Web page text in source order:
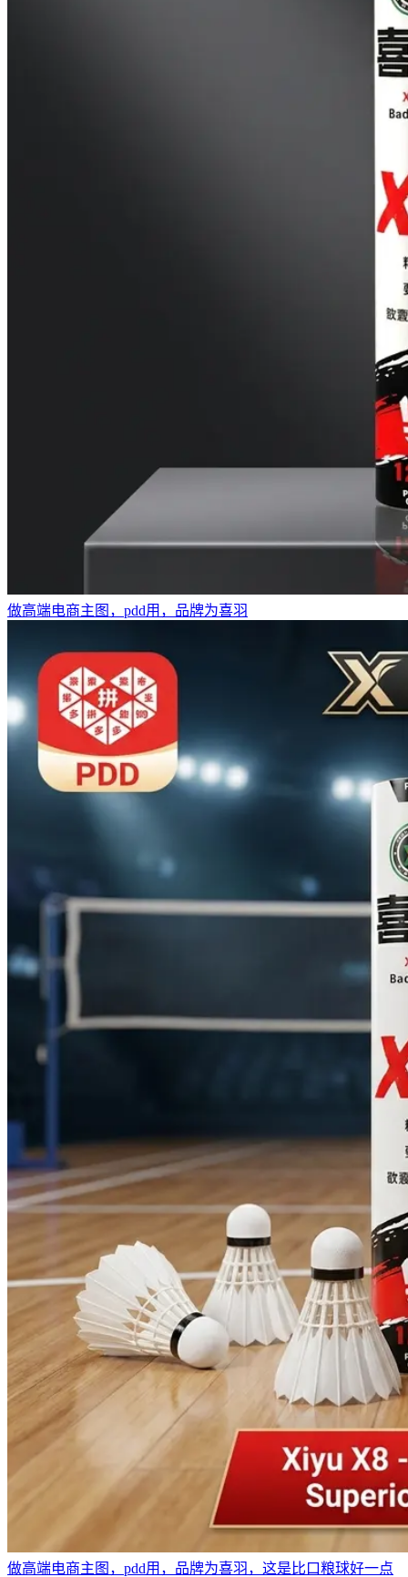
做高端电商主图，pdd用，品牌为喜羽
做高端电商主图，pdd用，品牌为喜羽，这是比口粮球好一点